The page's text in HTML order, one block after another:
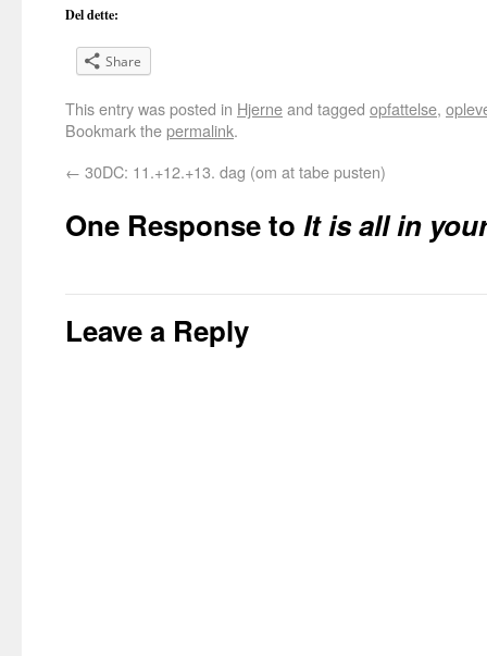
Del dette:
Share
This entry was posted in Hjerneand tagged opfattelse,
Bookmark thepermalink.
← 30DC: 11.+12.+13. dag (om at tabe pusten)
One Response to It is all in
Leave a Reply